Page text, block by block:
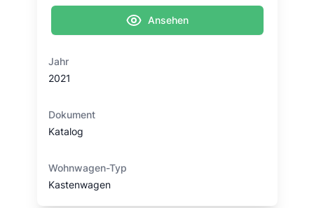
Ansehen
Jahr
2021
Dokument
Katalog
Wohnwagen-Typ
Kastenwagen